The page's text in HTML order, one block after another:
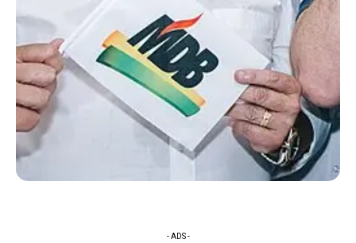
- ADS -